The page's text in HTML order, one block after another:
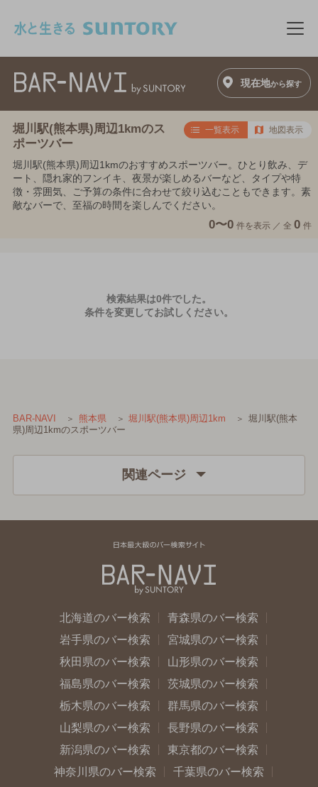
メ
現在地から探す
堀川駅(熊本県)周辺1kmのス
ポーツバー
一覧表示 地図表示
堀川駅(熊本県)周辺1kmのおすすめスポーツバー。ひとり飲み、デ
ート、隠れ家的フンイキ、夜景が楽しめるバーなど、タイプや特
徴・雰囲気、ご予算の条件に合わせて絞り込むこともできます。素
敵なバーで、至福の時間を楽しんでください。
0〜0 件を表示 ／ 全 0 件
検索結果は0件でした。
条件を変更してお試しください。
BAR-NAVI 熊本県 堀川駅(熊本県)周辺1km
堀川駅(熊本
県)周辺1kmのスポーツバー
関連ページ
北海道のバー検索
青森県のバー検索
岩手県のバー検索
宮城県のバー検索
秋田県のバー検索
山形県のバー検索
福島県のバー検索
茨城県のバー検索
栃木県のバー検索
群馬県のバー検索
山梨県のバー検索
長野県のバー検索
新潟県のバー検索
東京都のバー検索
神奈川県のバー検索
千葉県のバー検索